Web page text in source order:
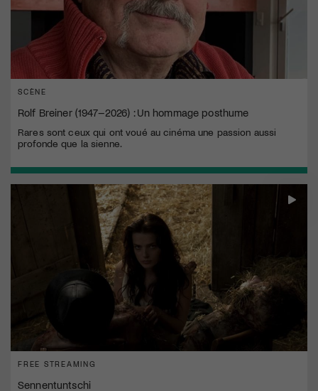
SCÈNE
Rolf Breiner (1947–2026) : Un hommage posthume
Rares sont ceux qui ont voué au cinéma une passion aussi
profonde que la sienne.
FREE STREAMING
Sennentuntschi